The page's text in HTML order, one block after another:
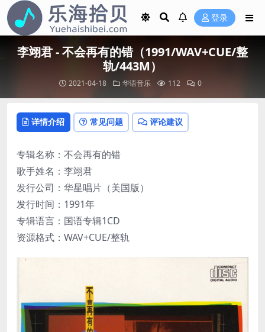
登录
李翊君 - 不会再有的错（1991/WAV+CUE/整
轨/443M）
2021-04-18 华语音乐 112 0
详情介绍 常见问题 评论建议
专辑名称：不会再有的错
歌手姓名：李翊君
发行公司：华星唱片（美国版）
发行时间：1991年
专辑语言：国语专辑1CD
资源格式：WAV+CUE/整轨